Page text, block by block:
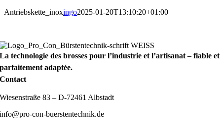
Antriebskette_inoxingo2025-01-20T13:10:20+01:00
La technologie des brosses pour l’industrie et l’artisanat – fiable et
parfaitement adaptée.
Contact
Wiesenstraße 83 – D-72461 Albstadt
info@pro-con-buerstentechnik.de